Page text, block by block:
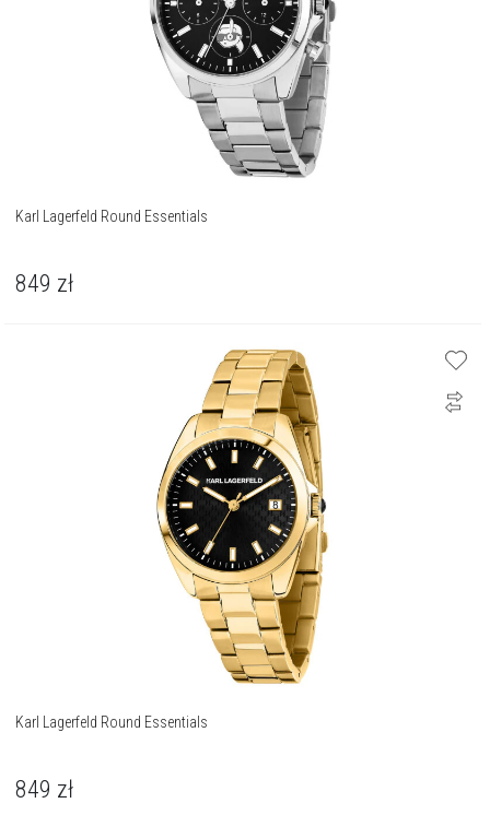
Karl Lagerfeld Round Essentials
849 zł
Karl Lagerfeld Round Essentials
849 zł